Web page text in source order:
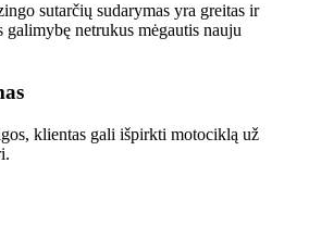
sutarčių sudarymas yra greitas ir
galimybę netrukus mėgautis nauju
klientas gali išpirkti motociklą už